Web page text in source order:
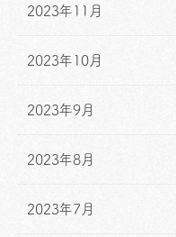
2023年11月
2023年10月
2023年9月
2023年8月
2023年7月